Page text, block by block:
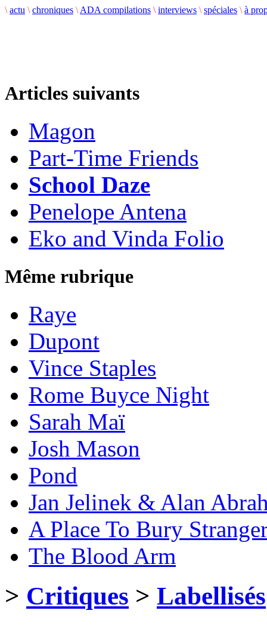
\ actu \ chroniques \ ADA compilations \ interviews \ spéciales \ à
Articles suivants
Magon
Part-Time Friends
School Daze
Penelope Antena
Eko and Vinda Folio
Même rubrique
Raye
Dupont
Vince Staples
Rome Buyce Night
Sarah Maï
Josh Mason
Pond
Jan Jelinek & Alan
A Place To Bury
The Blood Arm
> Critiques > Labellisés